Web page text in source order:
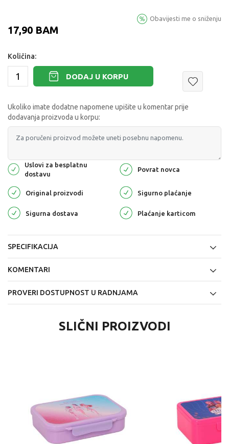
17,90 BAM
Obavijesti me o sniženju
Količina:
DODAJ U KORPU
Ukoliko imate dodatne napomene upišite u komentar prije
dodavanja proizvoda u korpu:
Uslovi za besplatnu
dostavu
Povrat novca
Original proizvodi Sigurno plaćanje
Sigurna dostava Plaćanje karticom
SPECIFIKACIJA
KOMENTARI
PROVERI DOSTUPNOST U RADNJAMA
SLIČNI PROIZVODI